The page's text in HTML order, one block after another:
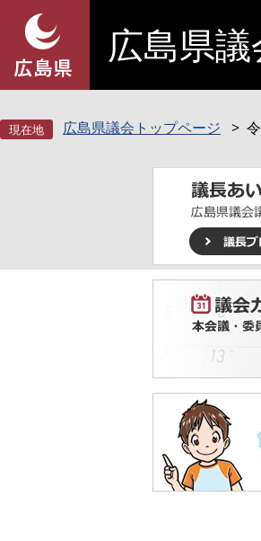
頭
で
飛
ば
広島県議
広島県議会トップページ